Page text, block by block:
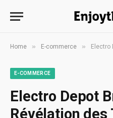
Home » E-commerce » Electro
E-COMMERCE
Electro Depot
Révélation des